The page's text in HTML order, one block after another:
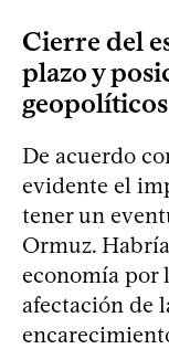
Cierre del
plazo y
geopolíticos
De acuerdo
evidente el
tener un
Ormuz.
economía por
afectación de